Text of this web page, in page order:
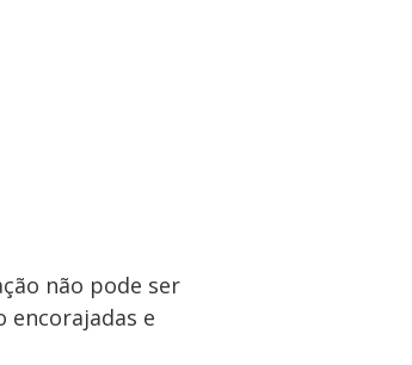
não pode ser
encorajadas e